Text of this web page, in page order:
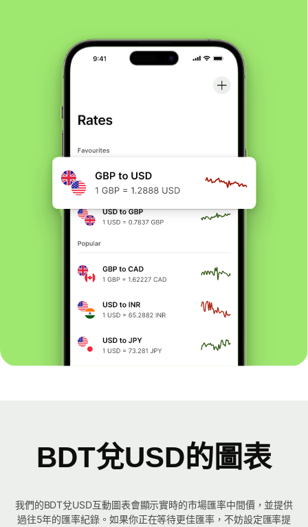
BDT兌USD的圖表
我們的BDT兌USD互動圖表會顯示實時的市場匯率中間價，並提供
過往5年的匯率紀錄。如果你正在等待更佳匯率，不妨設定匯率提